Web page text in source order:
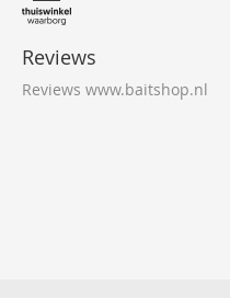
Reviews
Reviews www.baitshop.nl